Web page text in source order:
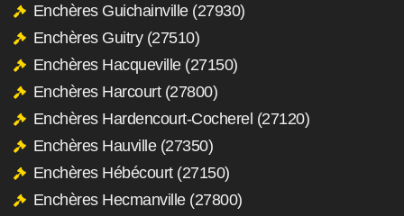
Enchères Guichainville (27930)
Enchères Guitry (27510)
Enchères Hacqueville (27150)
Enchères Harcourt (27800)
Enchères Hardencourt-Cocherel (27120)
Enchères Hauville (27350)
Enchères Hébécourt (27150)
Enchères Hecmanville (27800)